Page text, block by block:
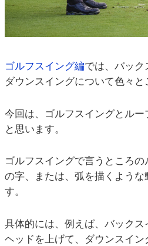
ゴルフスイング編では、バック
ダウンスイングについて色々と
今回は、ゴルフスイングとル
と思います。
ゴルフスイングで言うところ
の字、または、弧を描くような
す。
具体的には、例えば、バック
ヘッドを上げて、ダウンスイ